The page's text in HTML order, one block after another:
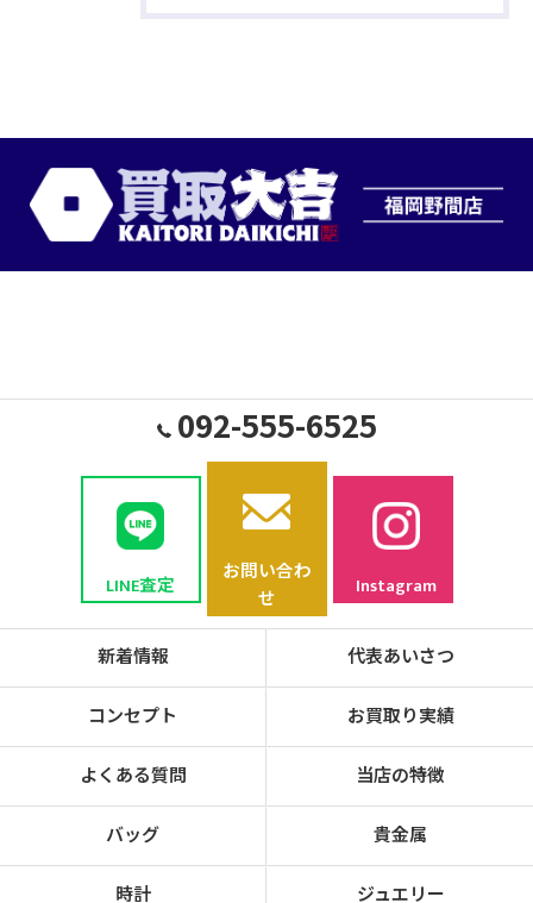
092-555-6525
LINE査定
お問い合わ
せ
Instagram
新着情報
代表あいさつ
コンセプト
お買取り実績
よくある質問
当店の特徴
バッグ
貴金属
時計
ジュエリー